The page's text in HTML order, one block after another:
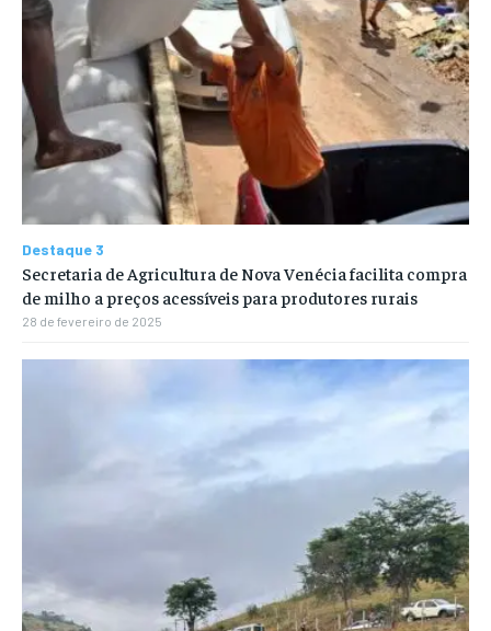
Destaque 3
Secretaria de Agricultura de Nova Venécia facilita compra
de milho a preços acessíveis para produtores rurais
28 de fevereiro de 2025